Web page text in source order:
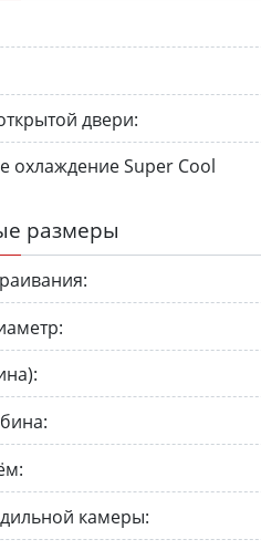
двери:
охлаждение Super Cool
размеры
камеры: